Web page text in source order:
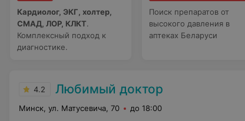
Кардиолог, ЭКГ, холтер,
СМАД, ЛОР, КЛКТ.
Комплексный подход к
диагностике.
Поиск препаратов от
высокого давления в
аптеках Беларуси
4.2 Любимый доктор
Минск, ул. Матусевича, 70 до 18:00